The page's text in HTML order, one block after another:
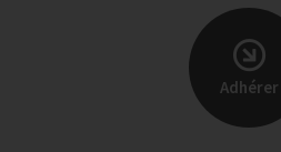
Adhérer